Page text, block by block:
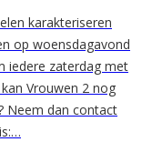
karakteriseren
op woensdagavond
iedere zaterdag met
Vrouwen 2 nog
Neem dan contact